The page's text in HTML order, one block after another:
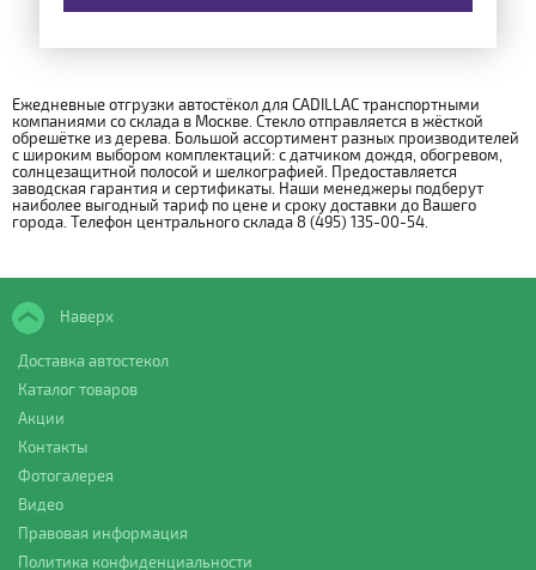
Ежедневные отгрузки автостёкол для CADILLAC транспортными
компаниями со склада в Москве. Стекло отправляется в жёсткой
обрешётке из дерева. Большой ассортимент разных производителей
с широким выбором комплектаций: с датчиком дождя, обогревом,
солнцезащитной полосой и шелкографией. Предоставляется
заводская гарантия и сертификаты. Наши менеджеры подберут
наиболее выгодный тариф по цене и сроку доставки до Вашего
города. Телефон центрального склада 8 (495) 135-00-54.
Наверх
Доставка автостекол
Каталог товаров
Акции
Контакты
Фотогалерея
Видео
Правовая информация
Политика конфиденциальности